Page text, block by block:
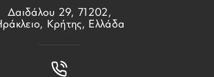
Δαιδάλου 29, 71202,
Κρήτης, Ελλάδα